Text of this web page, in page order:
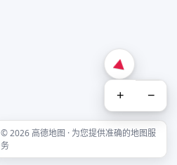
+ −
© 2026 高德地图 · 为您提供准确的地图服
务